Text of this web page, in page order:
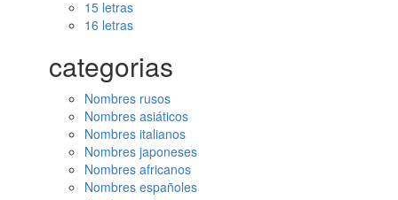
15 letras
16 letras
categorias
Nombres rusos
Nombres asiáticos
Nombres italianos
Nombres japoneses
Nombres africanos
Nombres españoles